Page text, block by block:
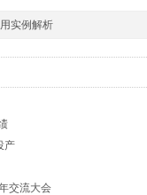
实例解析
产
交流大会